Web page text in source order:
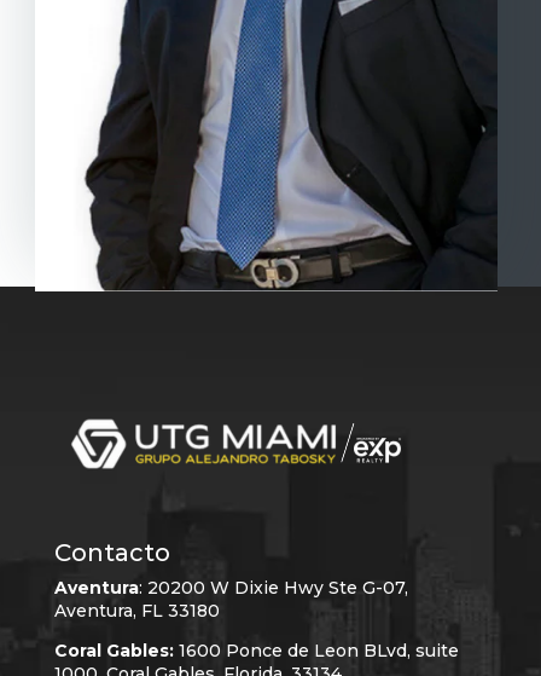
Contacto
Aventura: 20200 W Dixie Hwy Ste G-07,
Aventura, FL 33180
Coral Gables:1600 Ponce de Leon BLvd, suite